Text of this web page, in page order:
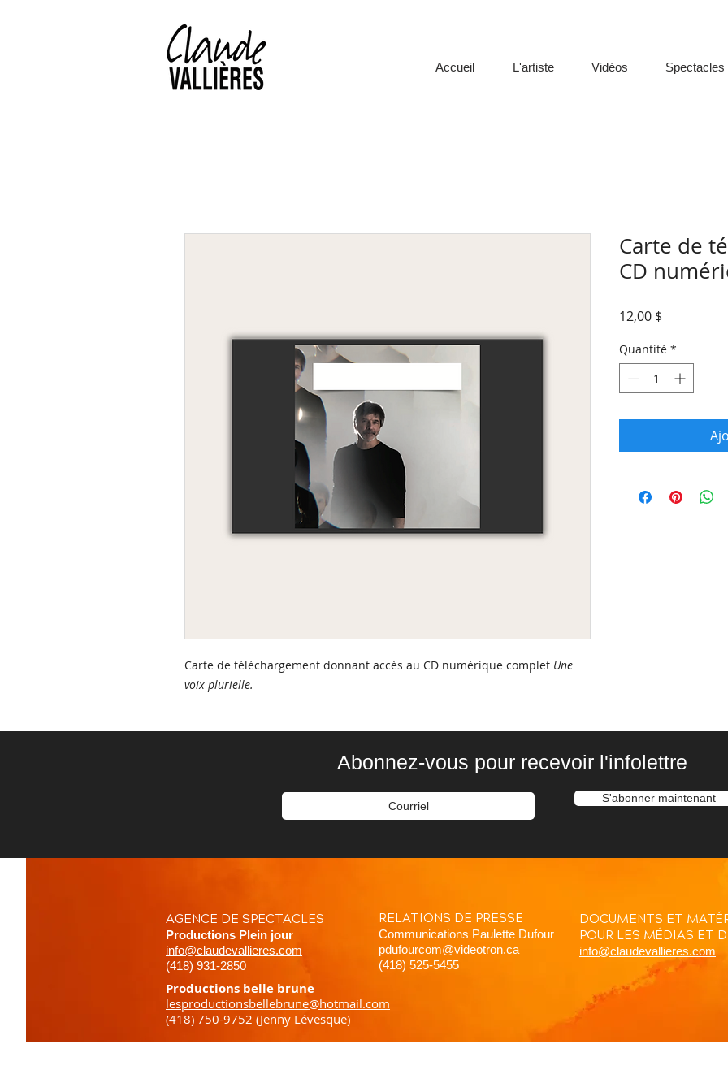
Accueil L'artiste Vidéos Spectacles
Carte de téléchargement donnant accès au CD numérique complet Une
voix plurielle.
Carte de
CD
12,00 $
Quantité *
Abonnez-vous pour recevoir l'infolettre
S'abonner maintenant
AGENCE DE SPECTACLES
Productions Plein jour
info@claudevallieres.com
(418) 931-2850
Productions belle brune
lesproductionsbellebrune@hotmail.com
(418) 750-9752 (Jenny Lévesque)
RELATIONS DE PRESSE
Communications Paulette Dufour
pdufourcom@videotron.ca
(418) 525-5455
DOCUMENTS ET
POUR LES MÉDIAS ET
info@claudevallieres.com